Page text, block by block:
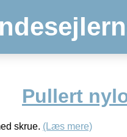
Pullert
skrue. (Læs mere)